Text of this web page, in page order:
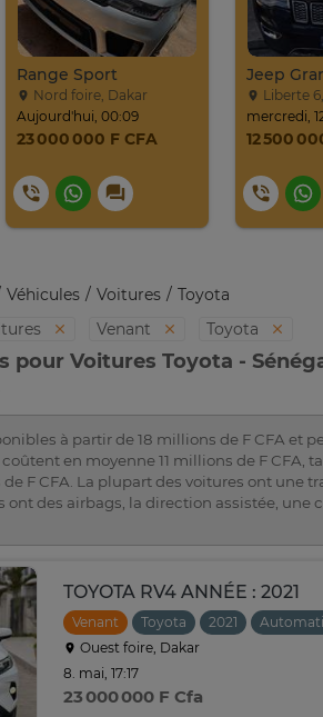
Range Sport
Nord foire, Dakar
Aujourd'hui, 00:09
23 000 000 F CFA
Liberte
mercredi,
12 500
Véhicules Voitures
Toyota
Venant Toyota
pour Voitures Toyota -
à partir de 18 millions de F CFA et
en moyenne 11 millions de F CFA,
F CFA. La plupart des voitures ont une
des airbags, la direction assistée, une
TOYOTA RV4 ANNÉE : 2021
Venant Toyota 2021
Ouest foire, Dakar
8. mai, 17:17
23 000 000 F Cfa